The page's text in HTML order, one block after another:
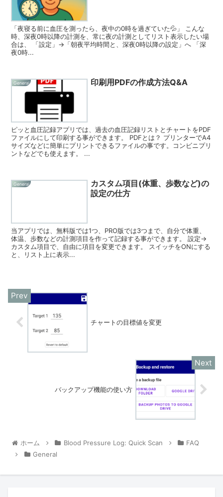
「夜寝る前に血圧を測ったら、夜中の0時を過ぎていた💦」 こんな
時、深夜0時以降の計測を、常に夜の計測としてリスト表示したい場
合は、 「設定」→「朝夜平均時間と、深夜0時以降の設定」へ 「深
夜0時...
General 印刷用PDFの作成方法Q&A
ピッと血圧記録アプリでは、過去の血圧記録リストとチャートをPDF
ファイルにして印刷する事ができます。 PDFとは？ プリンターでA4
サイズなどに簡単にプリントできるファイルの事です。コンビニプリ
ントなどでも使えます。 ...
General
カスタム項目(体重、歩数など)の
設定の仕方
当アプリでは、無料版では1つ、PRO版では3つまで、自分で体重、
体温、歩数などの計測項目を作って記録する事ができます。 設定→
カスタム項目で、自由に項目を変更できます。 スイッチをONにする
と、リスト上に表示...
チャートの目標値を変更
バックアップ機能の使い方
ホーム Blood Pressure Log: Quick Scan
FAQ
General